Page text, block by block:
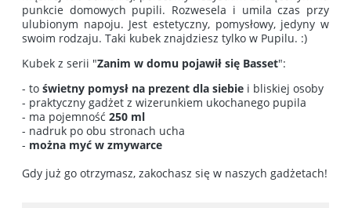
punkcie domowych pupili. Rozwesela i umila czas przy
ulubionym napoju. Jest estetyczny, pomysłowy, jedyny w
swoim rodzaju. Taki kubek znajdziesz tylko w Pupilu. :)
Kubek z serii "Zanim w domu pojawił się Basset":
- to świetny pomysł na prezent dla siebie i bliskiej osoby
- praktyczny gadżet z wizerunkiem ukochanego pupila
- ma pojemność 250 ml
- nadruk po obu stronach ucha
- można myć w zmywarce
Gdy już go otrzymasz, zakochasz się w naszych gadżetach!